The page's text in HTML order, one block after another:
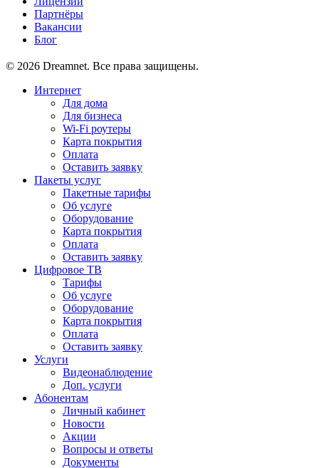
Партнёры
Вакансии
Блог
© 2026 Dreamnet. Все права защищены.
Интернет
Для дома
Для бизнеса
Wi-Fi роутеры
Карта покрытия
Оплата
Оставить заявку
Пакеты услуг
Пакетные тарифы
Об услуге
Оборудование
Карта покрытия
Оплата
Оставить заявку
Цифровое ТВ
Тарифы
Об услуге
Оборудование
Карта покрытия
Оплата
Оставить заявку
Услуги
Видеонаблюдение
Доп. услуги
Абонентам
Личный кабинет
Новости
Акции
Вопросы и ответы
Документы